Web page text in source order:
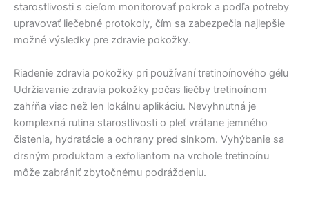
starostlivosti s cieľom monitorovať pokrok a podľa potreby
upravovať liečebné protokoly, čím sa zabezpečia najlepšie
možné výsledky pre zdravie pokožky.
Riadenie zdravia pokožky pri používaní tretinoínového gélu
Udržiavanie zdravia pokožky počas liečby tretinoínom
zahŕňa viac než len lokálnu aplikáciu. Nevyhnutná je
komplexná rutina starostlivosti o pleť vrátane jemného
čistenia, hydratácie a ochrany pred slnkom. Vyhýbanie sa
drsným produktom a exfoliantom na vrchole tretinoínu
môže zabrániť zbytočnému podráždeniu.